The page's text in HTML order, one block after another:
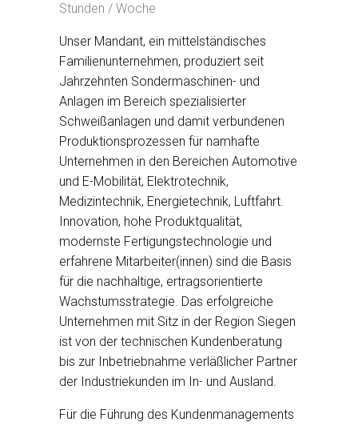
Stunden / Woche
Unser Mandant, ein mittelständisches
Familienunternehmen, produziert seit
Jahrzehnten Sondermaschinen- und
Anlagen im Bereich spezialisierter
Schweißanlagen und damit verbundenen
Produktionsprozessen für namhafte
Unternehmen in den Bereichen Automotive
und E-Mobilität, Elektrotechnik,
Medizintechnik, Energietechnik, Luftfahrt.
Innovation, hohe Produktqualität,
modernste Fertigungstechnologie und
erfahrene Mitarbeiter(innen) sind die Basis
für die nachhaltige, ertragsorientierte
Wachstumsstrategie. Das erfolgreiche
Unternehmen mit Sitz in der Region Siegen
ist von der technischen Kundenberatung
bis zur Inbetriebnahme verläßlicher Partner
der Industriekunden im In- und Ausland.
Für die Führung des Kundenmanagements